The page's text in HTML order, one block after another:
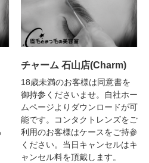
チャーム 石山店(Charm)
18歳未満のお客様は同意書を
御持参くださいませ。自社ホー
ムページよりダウンロードが可
能です。コンタクトレンズをご
利用のお客様はケースをご持参
ください。当日キャンセルはキ
ャンセル料を頂戴します。